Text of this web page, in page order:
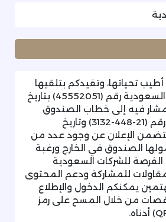
تحياتها، وتفيدكم بتلقيها
خطاب اتحاد الغرف السعودية رقم (45552051) بتاريخ
والمشار فيه إلى خطاب الصندوق
السعودي للتنمية رقم (21-448-3132) وتاريخ
المتضمن الإعلان عن وجود عدد من
الصندوق في الخارج ورغبة
للشركات السعودية
للمشاركة ودعم المحتوى
يمكنكم الدخول والإطلاع
من خلال المسح على رمز